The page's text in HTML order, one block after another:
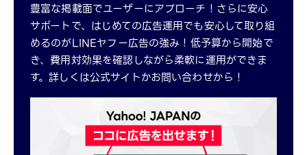
豊富な掲載面でユーザーにアプローチ！さらに安心
サポートで、はじめての広告運用でも安心して取り組
めるのがLINEヤフー広告の強み！低予算から開始で
き、費用対効果を確認しながら柔軟に運用ができま
す。詳しくは公式サイトかお問い合わせから！